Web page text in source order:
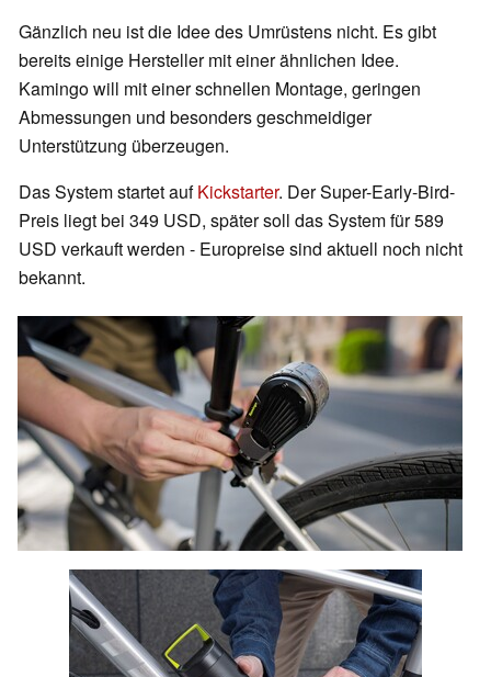
Gänzlich neu ist die Idee des Umrüstens nicht. Es gibt
bereits einige Hersteller mit einer ähnlichen Idee.
Kamingo will mit einer schnellen Montage, geringen
Abmessungen und besonders geschmeidiger
Unterstützung überzeugen.
Das System startet aufKickstarter. Der Super-Early-Bird-
Preis liegt bei 349 USD, später soll das System für 589
USD verkauft werden - Europreise sind aktuell noch nicht
bekannt.